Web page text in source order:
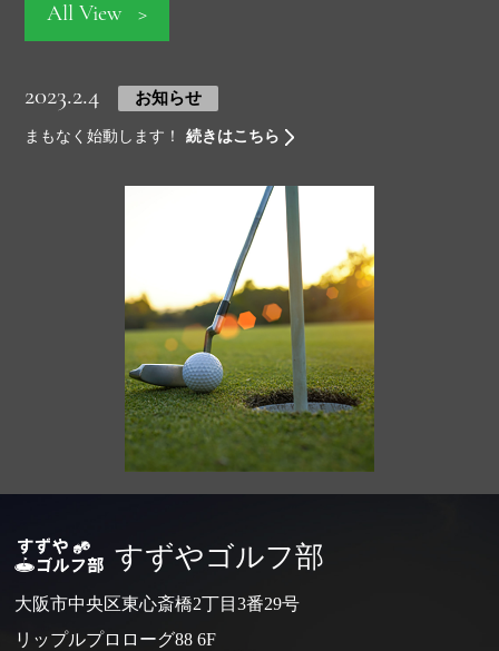
All View
2023.2.4 お知らせ
まもなく始動します！ 続きはこちら
すずやゴルフ部
大阪市中央区東心斎橋2丁目3番29号
リップルプロローグ88 6F